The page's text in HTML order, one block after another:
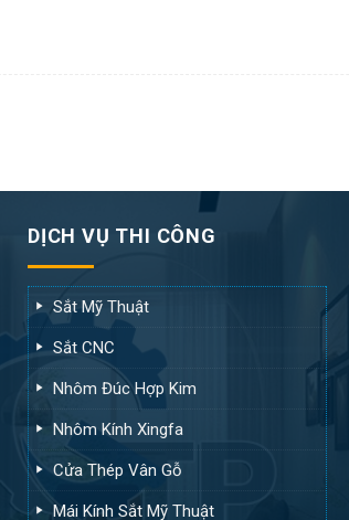
DỊCH VỤ THI CÔNG
Sắt Mỹ Thuật
Sắt CNC
Nhôm Đúc Hợp Kim
Nhôm Kính Xingfa
Cửa Thép Vân Gỗ
Mái Kính Sắt Mỹ Thuật